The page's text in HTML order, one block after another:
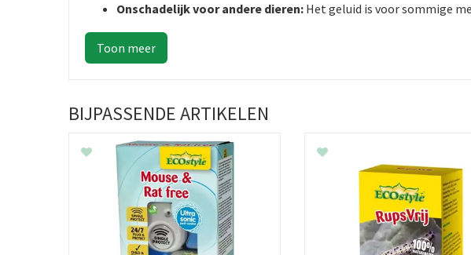
Onschadelijk voor andere dieren: Het geluid is voor sommige
BIJPASSENDE ARTIKELEN